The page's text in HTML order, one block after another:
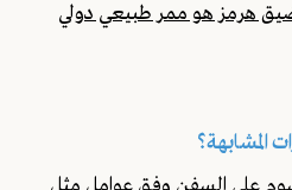
هرمز هو ممر طبيعي دولي
المشابهة؟